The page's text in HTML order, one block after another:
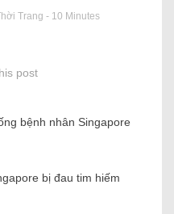
Trang - 10 Minutes
post
bệnh nhân Singapore